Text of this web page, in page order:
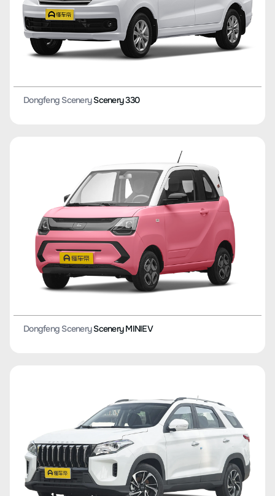
Dongfeng SceneryScenery 330
Dongfeng SceneryScenery MINIEV